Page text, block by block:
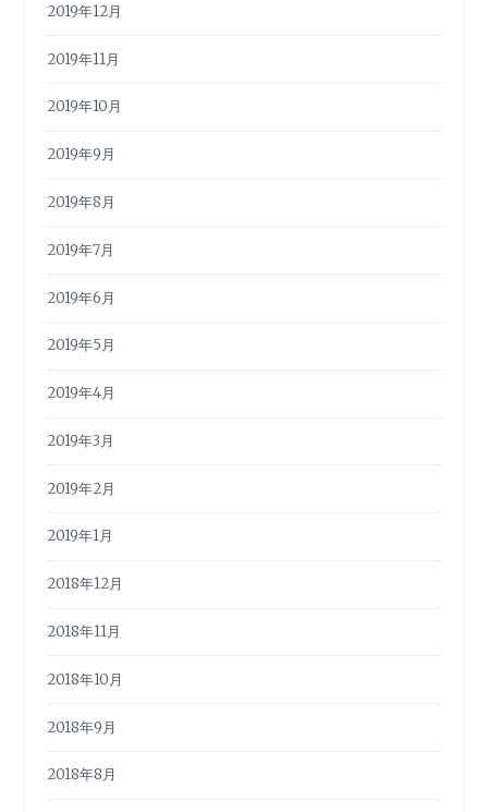
2019年12月
2019年11月
2019年10月
2019年9月
2019年8月
2019年7月
2019年6月
2019年5月
2019年4月
2019年3月
2019年2月
2019年1月
2018年12月
2018年11月
2018年10月
2018年9月
2018年8月